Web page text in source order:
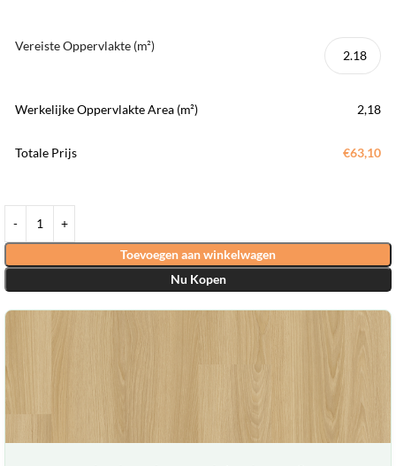
Vereiste Oppervlakte (m²)
Werkelijke Oppervlakte Area (m²) 2,18
Totale Prijs €63,10
Toevoegen aan winkelwagen
Nu Kopen